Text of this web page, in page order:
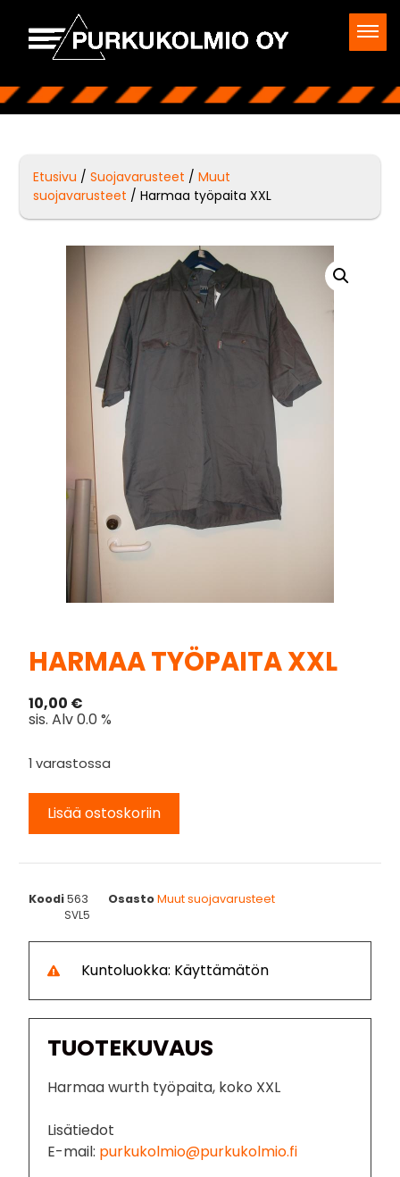
Etusivu /Suojavarusteet /Muut
suojavarusteet / Harmaa työpaita XXL
HARMAA TYÖPAITA XXL
10,00 €
sis. Alv 0.0 %
1 varastossa
Lisää ostoskoriin
Koodi563 OsastoMuut suojavarusteet
SVL5
Kuntoluokka: Käyttämätön
TUOTEKUVAUS
Harmaa wurth työpaita, koko XXL
Lisätiedot
E-mail: purkukolmio@purkukolmio.fi